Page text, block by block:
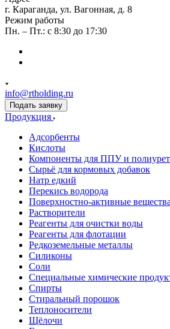
г. Караганда, ул. Вагонная, д. 8
Режим работы
Пн. – Пт.: с 8:30 до 17:30
info@rtholding.ru
Подать заявку
Продукция
Адсорбенты
Кислоты
Компоненты для ППУ и
Сырьё для кормовых добавок
Натр едкий
Перекись водорода
Поверхностно-активные вещества
Растворители
Реагенты для очистки воды
Реагенты для флотации
Редкоземельные металлы
Силиконы
Соли
Специальные химические
Спирты
Стиральный порошок
Теплоносители
Щёлочи